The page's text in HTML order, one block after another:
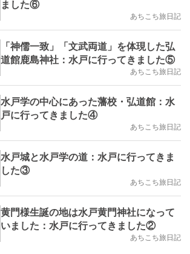
ました⑥
あちこち旅日記
「神儒一致」「文武両道」を体現した弘
道館鹿島神社：水戸に行ってきました⑤
あちこち旅日記
水戸学の中心にあった藩校・弘道館：水
戸に行ってきました④
あちこち旅日記
水戸城と水戸学の道：水戸に行ってきま
した③
あちこち旅日記
黄門様生誕の地は水戸黄門神社になって
いました：水戸に行ってきました②
あちこち旅日記